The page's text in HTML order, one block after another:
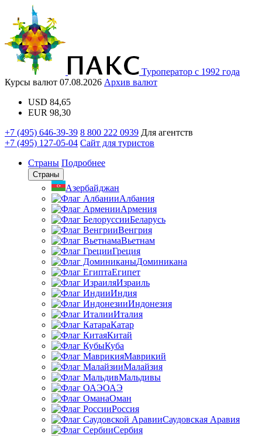
Туроператор с 1992 года
Курсы валют 07.08.2026 Архив валют
USD 84,65
EUR 98,30
+7 (495) 646-39-39 8 800 222 0939 Для агентств
+7 (495) 127-05-04 Сайт для туристов
Страны Подробнее
Страны
Азербайджан
Албания
Армения
Беларусь
Венгрия
Вьетнам
Греция
Доминикана
Египет
Израиль
Индия
Индонезия
Италия
Катар
Китай
Куба
Маврикий
Малайзия
Мальдивы
ОАЭ
Оман
Россия
Саудовская Аравия
Сербия